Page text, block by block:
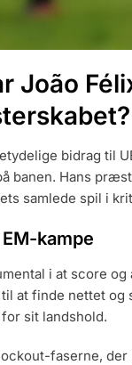
João
bidrag til
banen. Hans
samlede spil i
kampe
i at score
at finde nettet
sit landshold.
faserne,